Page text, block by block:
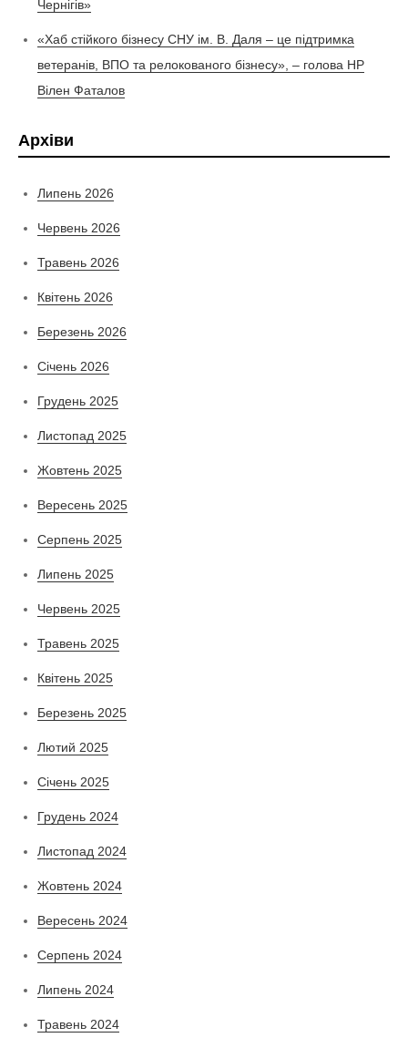
Чернігів»
«Хаб стійкого бізнесу СНУ ім. В. Даля – це підтримка
ветеранів, ВПО та релокованого бізнесу», – голова НР
Вілен Фаталов
Архіви
Липень 2026
Червень 2026
Травень 2026
Квітень 2026
Березень 2026
Січень 2026
Грудень 2025
Листопад 2025
Жовтень 2025
Вересень 2025
Серпень 2025
Липень 2025
Червень 2025
Травень 2025
Квітень 2025
Березень 2025
Лютий 2025
Січень 2025
Грудень 2024
Листопад 2024
Жовтень 2024
Вересень 2024
Серпень 2024
Липень 2024
Травень 2024